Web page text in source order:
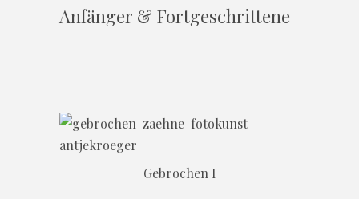
Anfänger & Fortgeschrittene
Gebrochen I